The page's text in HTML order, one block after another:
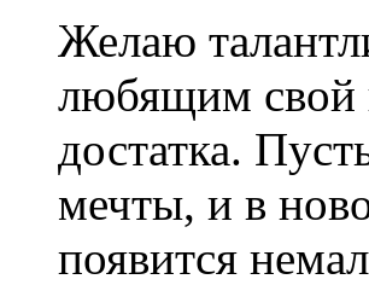
Желаю
любящим свой
достатка.
мечты, и в
появится